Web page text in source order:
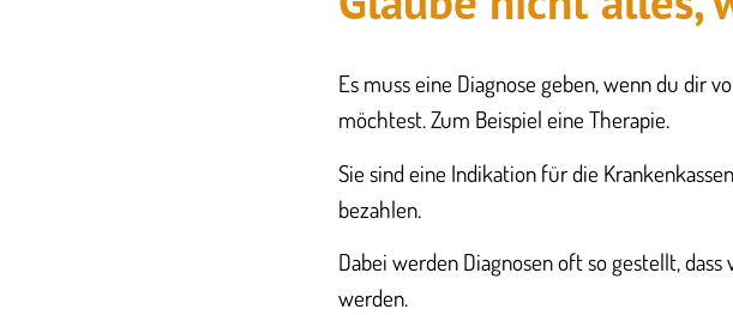
Es muss eine Diagnose geben, wenn du dir
möchtest. Zum Beispiel eine Therapie.
Sie sind eine Indikation für die
bezahlen.
Dabei werden Diagnosen oft so gestellt,
werden.